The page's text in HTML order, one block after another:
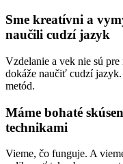
Sme kreatívni a
naučili cudzí jazyk
Vzdelanie a vek nie sú pre
dokáže naučiť cudzí jazyk.
metód.
Máme bohaté
technikami
Vieme, čo funguje. A